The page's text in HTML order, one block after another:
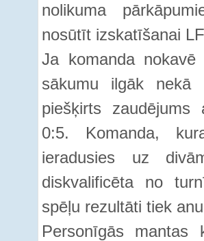
nolikuma
nosūtīt izskatīšanai
Ja komanda
sākumu ilgāk
piešķirts
0:5. Komanda,
ieradusies uz
diskvalificēta no
spēļu rezultāti tiek
Personīgās mantas